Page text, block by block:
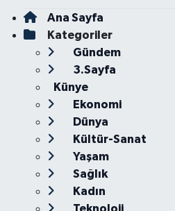
Ana Sayfa
Kategoriler
Gündem
3.Sayfa
Künye
Ekonomi
Dünya
Kültür-Sanat
Yaşam
Sağlık
Kadın